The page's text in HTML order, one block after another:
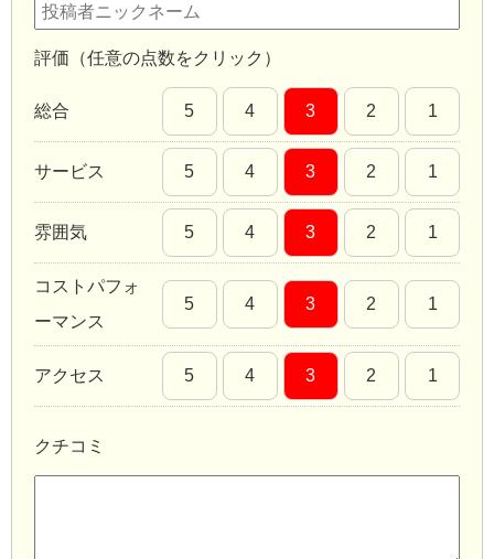
評価（任意の点数をクリック）
総合 5 4 3 2 1
サービス 5 4 3 2 1
雰囲気 5 4 3 2 1
コストパフォ
ーマンス
5 4 3 2 1
アクセス 5 4 3 2 1
クチコミ